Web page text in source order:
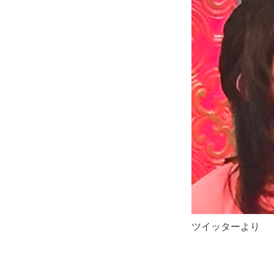
ツイッターより